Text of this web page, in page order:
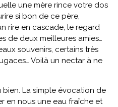
une mère rince votre dos
si bon de ce père,
rire en cascade, le regard
de deux meilleures amies…
souvenirs, certains très
Voilà un nectar à ne
La simple évocation de
en nous une eau fraîche et